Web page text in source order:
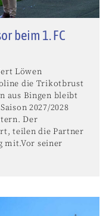
beim 1. FC
Löwen
die Trikotbrust
aus Bingen bleibt
2027/2028
Der
teilen die Partner
mit.Vor seiner